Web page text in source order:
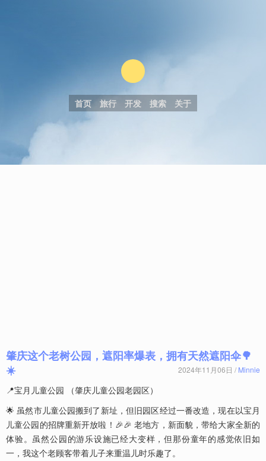
首页 旅行 开发 搜索 关于
肇庆这个老树公园，遮阳率爆表，拥有天然遮阳伞🌳
☀️
2024年11月06日 / Minnie
📍宝月儿童公园 （肇庆儿童公园老园区）
🌟 虽然市儿童公园搬到了新址，但旧园区经过一番改造，现在以宝月
儿童公园的招牌重新开放啦！🎉🎉 老地方，新面貌，带给大家全新的
体验。虽然公园的游乐设施已经大变样，但那份童年的感觉依旧如
一，我这个老顾客带着儿子来重温儿时乐趣了。